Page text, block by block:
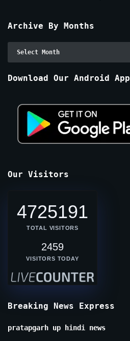
Archive By Months
Download Our Android App
Our Visitors
4725191
TOTAL VISITORS
2459
VISITORS TODAY
Breaking News Express
pratapgarh up hindi news